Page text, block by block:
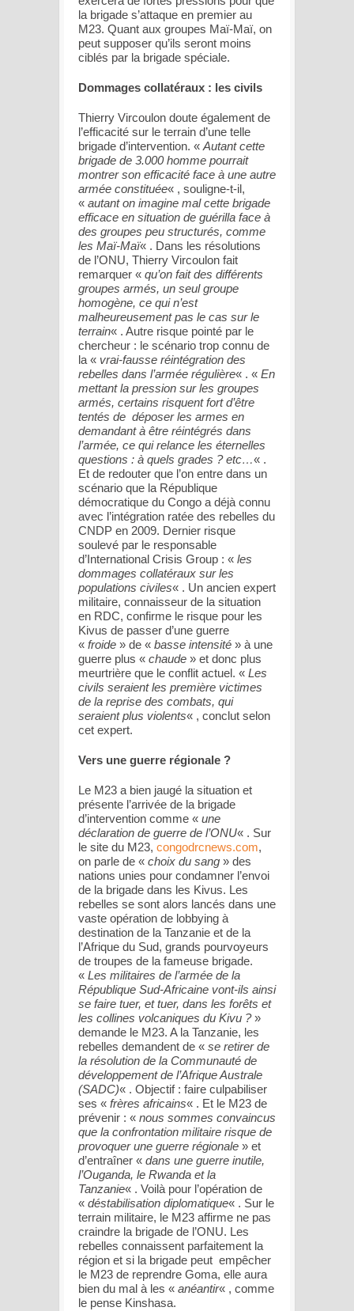
la brigade s’attaque en premier au
M23. Quant aux groupes Maï-Maï, on
peut supposer qu’ils seront moins
ciblés par la brigade spéciale.
Dommages collatéraux : les civils
Thierry Vircoulon doute également de
l’efficacité sur le terrain d’une telle
brigade d’intervention. «Autant cette
brigade de 3.000 homme pourrait
montrer son efficacité face à une autre
armée constituée« , souligne-t-il,
« autant on imagine mal cette brigade
efficace en situation de guérilla face à
des groupes peu structurés, comme
les Maï-Maï« . Dans les résolutions
de l’ONU, Thierry Vircoulon fait
remarquer « qu’on fait des différents
groupes armés, un seul groupe
homogène, ce qui n’est
malheureusement pas le cas sur le
terrain« . Autre risque pointé par le
chercheur : le scénario trop connu de
la « vrai-fausse réintégration des
rebelles dans l’armée régulière« . « En
mettant la pression sur les groupes
armés, certains risquent fort d’être
tentés de déposer les armes en
demandant à être réintégrés dans
l’armée, ce qui relance les éternelles
questions : à quels grades ? etc…« .
Et de redouter que l’on entre dans un
scénario que la République
démocratique du Congo a déjà connu
avec l’intégration ratée des rebelles du
CNDP en 2009. Dernier risque
soulevé par le responsable
d’International Crisis Group : « les
dommages collatéraux sur les
populations civiles« . Un ancien expert
militaire, connaisseur de la situation
en RDC, confirme le risque pour les
Kivus de passer d’une guerre
« froide » de « basse intensité » à une
guerre plus « chaude » et donc plus
meurtrière que le conflit actuel. « Les
civils seraient les première victimes
de la reprise des combats, qui
seraient plus violents« , conclut selon
cet expert.
Vers une guerre régionale ?
Le M23 a bien jaugé la situation et
présente l’arrivée de la brigade
d’intervention comme « une
déclaration de guerre de l’ONU« . Sur
le site du M23, congodrcnews.com,
on parle de « choix du sang » des
nations unies pour condamner l’envoi
de la brigade dans les Kivus. Les
rebelles se sont alors lancés dans une
vaste opération de lobbying à
destination de la Tanzanie et de la
l’Afrique du Sud, grands pourvoyeurs
de troupes de la fameuse brigade.
« Les militaires de l’armée de la
République Sud-Africaine vont-ils ainsi
se faire tuer, et tuer, dans les forêts et
les collines volcaniques du Kivu ?»
demande le M23. A la Tanzanie, les
rebelles demandent de « se retirer de
la résolution de la Communauté de
développement de l’Afrique Australe
(SADC)« . Objectif : faire culpabiliser
ses « frères africains« . Et le M23 de
prévenir : « nous sommes convaincus
que la confrontation militaire risque de
provoquer une guerre régionale » et
d’entraîner « dans une guerre inutile,
l’Ouganda, le Rwanda et la
Tanzanie« . Voilà pour l’opération de
« déstabilisation diplomatique« . Sur le
terrain militaire, le M23 affirme ne pas
craindre la brigade de l’ONU. Les
rebelles connaissent parfaitement la
région et si la brigade peut empêcher
le M23 de reprendre Goma, elle aura
bien du mal à les « anéantir« , comme
le pense Kinshasa.